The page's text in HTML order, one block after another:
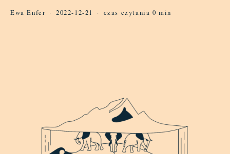
Ewa Enfer 2022-12-21 czas czytania 0 min